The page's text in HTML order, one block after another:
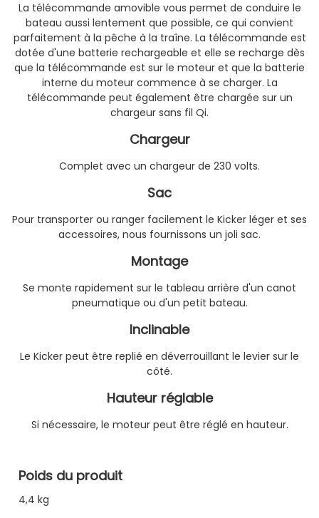
La télécommande amovible vous permet de conduire le
bateau aussi lentement que possible, ce qui convient
parfaitement à la pêche à la traîne. La télécommande est
dotée d'une batterie rechargeable et elle se recharge dès
que la télécommande est sur le moteur et que la batterie
interne du moteur commence à se charger. La
télécommande peut également être chargée sur un
chargeur sans fil Qi.
Chargeur
Complet avec un chargeur de 230 volts.
Sac
Pour transporter ou ranger facilement le Kicker léger et ses
accessoires, nous fournissons un joli sac.
Montage
Se monte rapidement sur le tableau arrière d'un canot
pneumatique ou d'un petit bateau.
Inclinable
Le Kicker peut être replié en déverrouillant le levier sur le
côté.
Hauteur réglable
Si nécessaire, le moteur peut être réglé en hauteur.
Poids du produit
4,4 kg